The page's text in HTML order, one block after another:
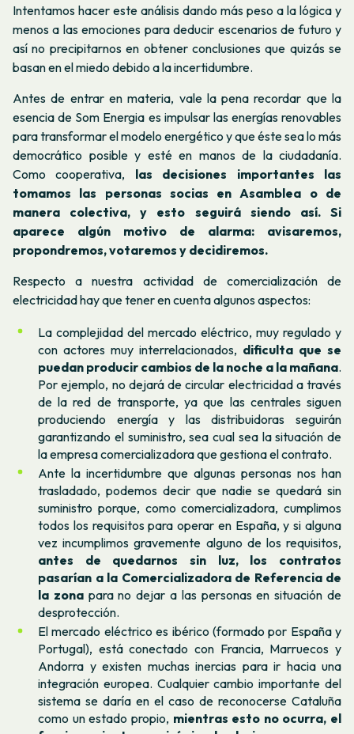
Intentamos hacer este análisis dando más peso a la lógica y
menos a las emociones para deducir escenarios de futuro y
así no precipitarnos en obtener conclusiones que quizás se
basan en el miedo debido a la incertidumbre.
Antes de entrar en materia, vale la pena recordar que la
esencia de Som Energia es impulsar las energías renovables
para transformar el modelo energético y que éste sea lo más
democrático posible y esté en manos de la ciudadanía.
Como cooperativa, las decisiones importantes las
tomamos las personas socias en Asamblea o de
manera colectiva, y esto seguirá siendo así. Si
aparece algún motivo de alarma: avisaremos,
propondremos, votaremos y decidiremos.
Respecto a nuestra actividad de comercialización de
electricidad hay que tener en cuenta algunos aspectos:
La complejidad del mercado eléctrico, muy regulado y
con actores muy interrelacionados, dificulta que se
puedan producir cambios de la noche a la mañana.
Por ejemplo, no dejará de circular electricidad a través
de la red de transporte, ya que las centrales siguen
produciendo energía y las distribuidoras seguirán
garantizando el suministro, sea cual sea la situación de
la empresa comercializadora que gestiona el contrato.
Ante la incertidumbre que algunas personas nos han
trasladado, podemos decir que nadie se quedará sin
suministro porque, como comercializadora, cumplimos
todos los requisitos para operar en España, y si alguna
vez incumplimos gravemente alguno de los requisitos,
antes de quedarnos sin luz, los contratos
pasarían a la Comercializadora de Referencia de
la zonapara no dejar a las personas en situación de
desprotección.
El mercado eléctrico es ibérico (formado por España y
Portugal), está conectado con Francia, Marruecos y
Andorra y existen muchas inercias para ir hacia una
integración europea. Cualquier cambio importante del
sistema se daría en el caso de reconocerse Cataluña
como un estado propio, mientras esto no ocurra, el